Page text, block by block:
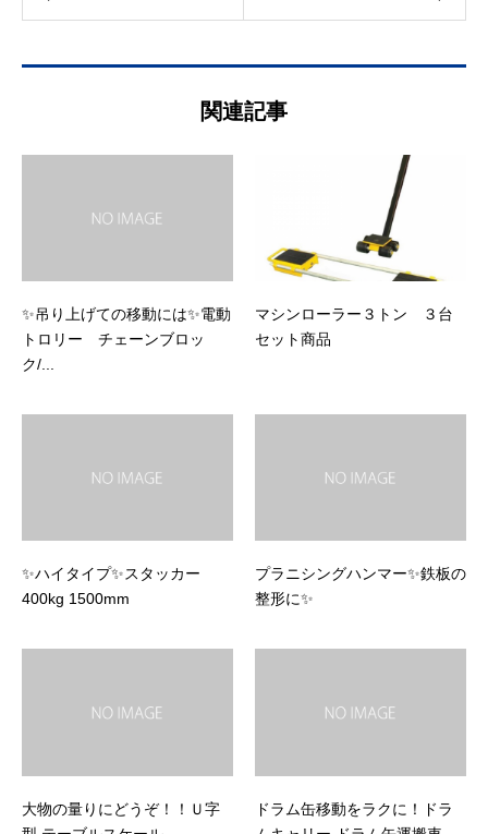
関連記事
✨吊り上げての移動には✨電動
トロリー チェーンブロッ
ク/...
マシンローラー３トン ３台
セット商品
✨ハイタイプ✨スタッカー
400kg 1500mm
プラニシングハンマー✨鉄板の
整形に✨
大物の量りにどうぞ！！Ｕ字
ドラム缶移動をラクに！ドラ